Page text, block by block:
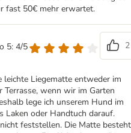
fast 50€ mehr erwartet.
5: 4/5
2
Liegematte entweder im
wenn wir im Garten
lege ich unserem Hund im
Laken oder Handtuch darauf.
feststellen. Die Matte besteht